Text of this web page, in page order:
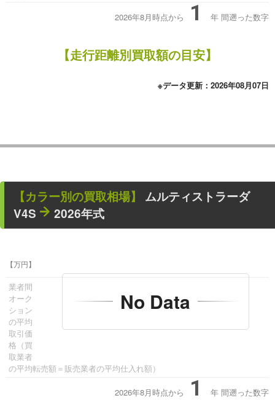
2026年8月時点から 1 年 間遡った数字
【走行距離別買取額の目安】
※データ更新：2026年08月07日
【カラー別の買取相場】
ムルティストラーダ
V4S
2026年式
No Data
【万円】
業者間
オーク
ション
の平均
取引価
格（買
取業者
の平均転売額＝販売業者の平均仕入れ額）
2026年8月時点から 1 年 間遡った数字